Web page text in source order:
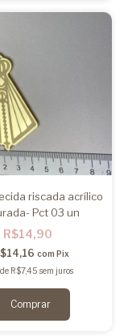
riscada acrílico
Pct 03 un
R$14,90
com Pix
de R$7,45 sem juros